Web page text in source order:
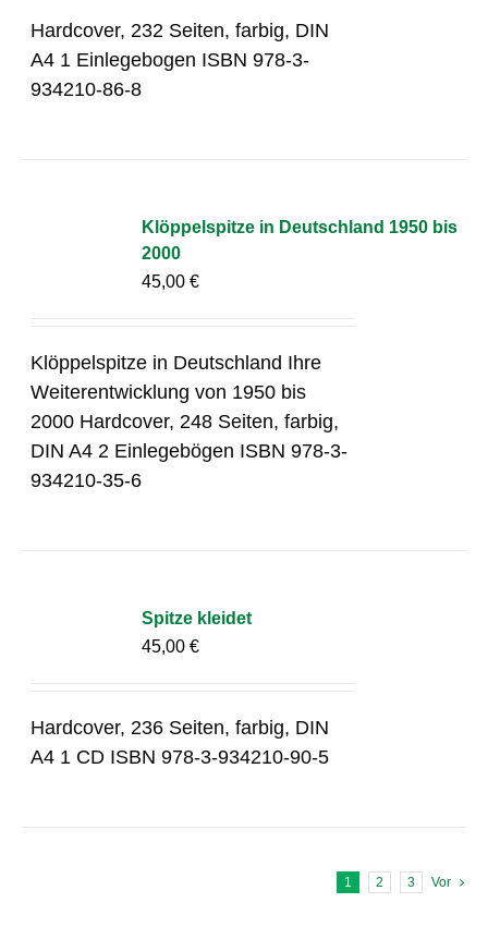
Hardcover, 232 Seiten, farbig, DIN
A4 1 Einlegebogen ISBN 978-3-
934210-86-8
Klöppelspitze in Deutschland 1950 bis
2000
45,00€
Klöppelspitze in Deutschland Ihre
Weiterentwicklung von 1950 bis
2000 Hardcover, 248 Seiten, farbig,
DIN A4 2 Einlegebögen ISBN 978-3-
934210-35-6
Spitze kleidet
45,00€
Hardcover, 236 Seiten, farbig, DIN
A4 1 CD ISBN 978-3-934210-90-5
1 2 3 Vor